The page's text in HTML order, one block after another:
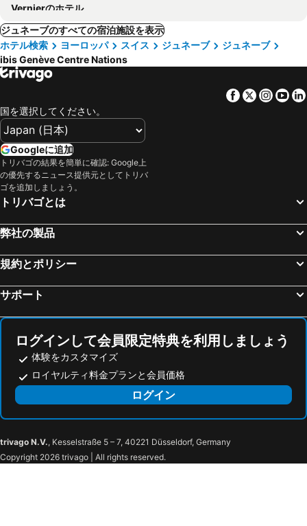
Vernierのホテル
ジュネーブのすべての宿泊施設を表示
ホテル検索
ヨーロッパ スイス ジュネーブ
ジュネーブ
ibis Genève Centre Nations
Facebook
Twitter
国を選択してください。
Googleに追加
トリバゴの結果を簡単に確認: Google上
の優先するニュース提供元としてトリバ
ゴを追加しましょう。
トリバゴとは
弊社の製品
規約とポリシー
サポート
ログインして会員限定特典を利用しましょう
体験をカスタマイズ
ロイヤルティ料金プランと会員価格
ログイン
trivago N.V., Kesselstraße 5 – 7, 40221 Düsseldorf, Germany
Copyright 2026 trivago | All rights reserved.